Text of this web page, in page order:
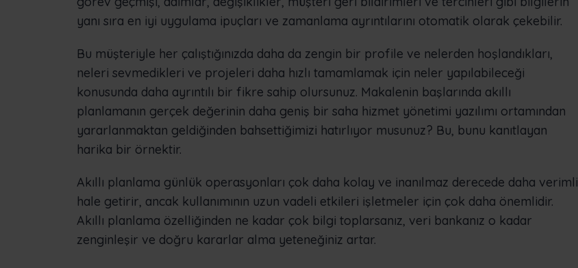
yanı sıra en iyi uygulama ipuçları ve zamanlama ayrıntılarını otomatik olarak çekebilir.
Bu müşteriyle her çalıştığınızda daha da zengin bir profile ve nelerden hoşlandıkları,
neleri sevmedikleri ve projeleri daha hızlı tamamlamak için neler yapılabileceği
konusunda daha ayrıntılı bir fikre sahip olursunuz. Makalenin başlarında akıllı
planlamanın gerçek değerinin daha geniş bir saha hizmet yönetimi yazılımı ortamından
yararlanmaktan geldiğinden bahsettiğimizi hatırlıyor musunuz? Bu, bunu kanıtlayan
harika bir örnektir.
Akıllı planlama günlük operasyonları çok daha kolay ve inanılmaz derecede daha verimli
hale getirir, ancak kullanımının uzun vadeli etkileri işletmeler için çok daha önemlidir.
Akıllı planlama özelliğinden ne kadar çok bilgi toplarsanız, veri bankanız o kadar
zenginleşir ve doğru kararlar alma yeteneğiniz artar.